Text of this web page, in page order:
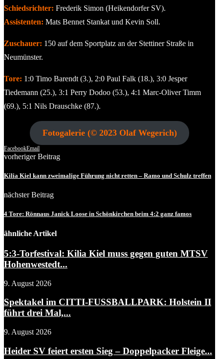
Schiedsrichter: Frederik Simon (Heikendorfer SV).
Assistenten: Mats Bennet Stankat und Kevin Soll.
Zuschauer: 150 auf dem Sportplatz an der Stettiner Straße in
Neumünster.
Tore: 1:0 Timo Barendt (3.), 2:0 Paul Falk (18.), 3:0 Jesper
Tiedemann (25.), 3:1 Perry Dodoo (53.), 4:1 Marc-Oliver Timm
(69.), 5:1 Nils Drauschke (87.).
Fotogalerie (© 2023 Olaf Wegerich)
FacebookEmail
vorheriger Beitrag
Kilia Kiel kann zweimalige Führung nicht retten – Ramo und Schulz treffen
nächster Beitrag
4 Tore: Rönnaus Janick Loose in Schönkirchen beim 4:2 ganz famos
ähnliche Artikel
5:3-Torfestival: Kilia Kiel muss gegen guten MTSV
Hohenwestedt...
9. August 2026
Spektakel im CITTI-FUSSBALLPARK: Holstein II
führt drei Mal,...
9. August 2026
Heider SV feiert ersten Sieg – Doppelpacker Fleige...